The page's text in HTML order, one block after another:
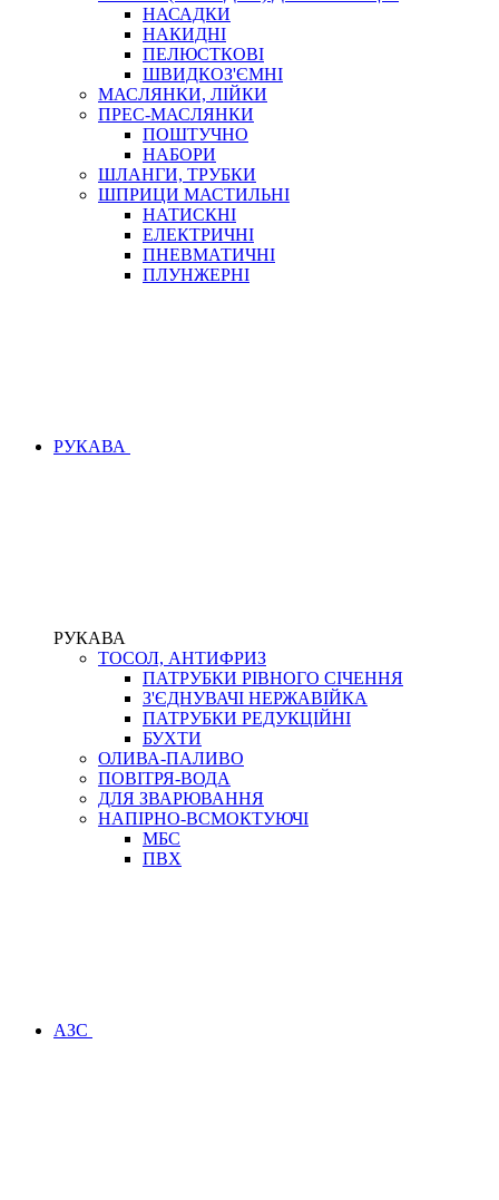
НАСАДКИ
НАКИДНІ
ПЕЛЮСТКОВІ
ШВИДКОЗ'ЄМНІ
МАСЛЯНКИ, ЛІЙКИ
ПРЕС-МАСЛЯНКИ
ПОШТУЧНО
НАБОРИ
ШЛАНГИ, ТРУБКИ
ШПРИЦИ МАСТИЛЬНІ
НАТИСКНІ
ЕЛЕКТРИЧНІ
ПНЕВМАТИЧНІ
ПЛУНЖЕРНІ
РУКАВА
РУКАВА
ТОСОЛ, АНТИФРИЗ
ПАТРУБКИ РІВНОГО СІЧЕННЯ
З'ЄДНУВАЧІ НЕРЖАВІЙКА
ПАТРУБКИ РЕДУКЦІЙНІ
БУХТИ
ОЛИВА-ПАЛИВО
ПОВІТРЯ-ВОДА
ДЛЯ ЗВАРЮВАННЯ
НАПІРНО-ВСМОКТУЮЧІ
МБС
ПВХ
АЗС